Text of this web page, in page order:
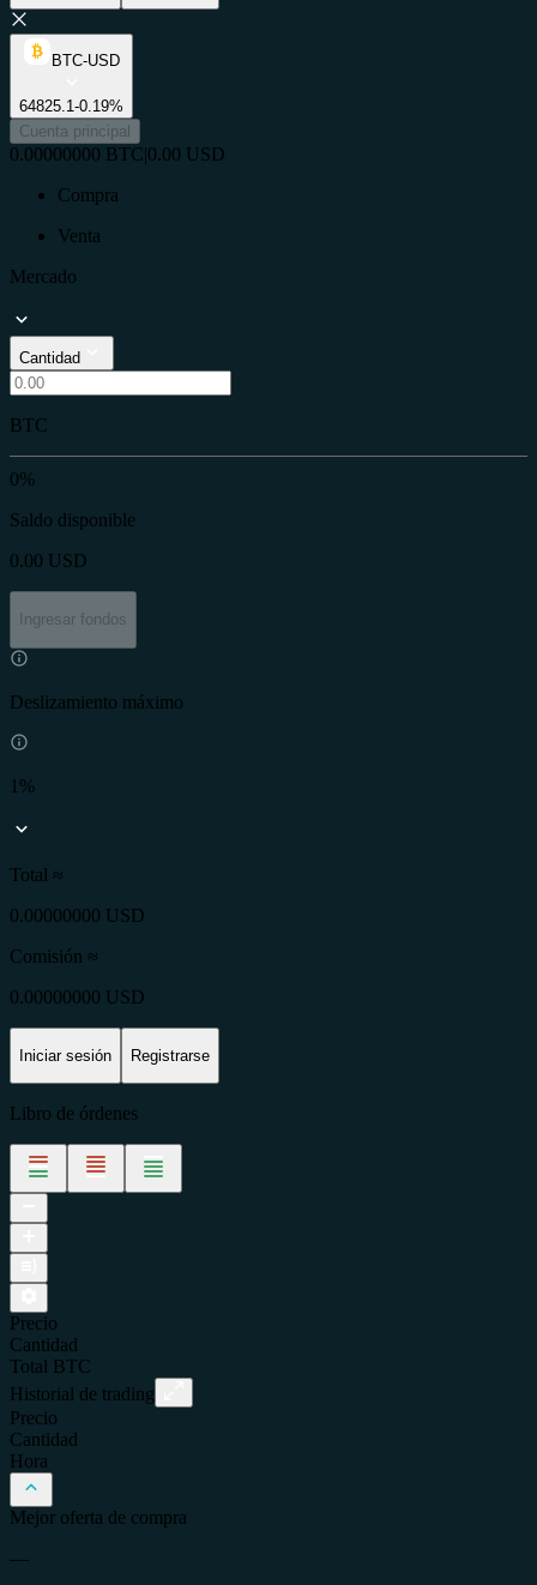
BTC-USD
64825.1-0.19%
Cuenta principal
0.00000000 BTC|0.00 USD
Compra
Venta
Mercado
Cantidad
BTC
0%
Saldo disponible
0.00 USD
Ingresar fondos
Deslizamiento máximo
1%
Total ≈
0.00000000 USD
Comisión ≈
0.00000000 USD
Iniciar sesión Registrarse
Libro de órdenes
Precio
Cantidad
Total
BTC
Historial de trading
Precio
Cantidad
Hora
Mejor oferta de compra
—